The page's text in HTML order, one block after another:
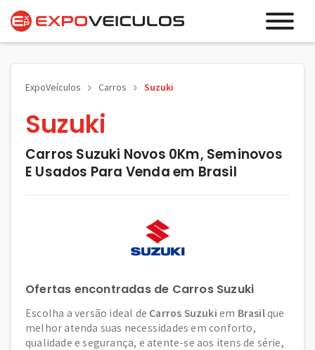
ExpoVeículos Carros Suzuki
Suzuki
Carros Suzuki Novos 0Km, Seminovos
E Usados Para Venda em Brasil
Ofertas encontradas de Carros Suzuki
Escolha a versão ideal de Carros Suzuki em Brasilque
melhor atenda suas necessidades em conforto,
qualidade e segurança, e atente-se aos itens de série,